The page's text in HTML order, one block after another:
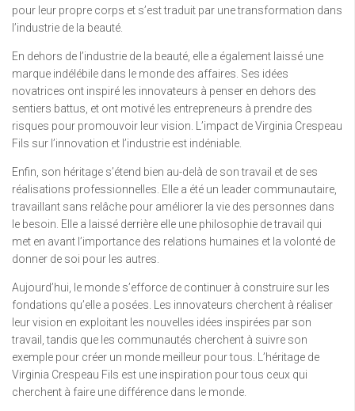
pour leur propre corps et s’est traduit par une transformation dans
l’industrie de la beauté.
En dehors de l’industrie de la beauté, elle a également laissé une
marque indélébile dans le monde des affaires. Ses idées
novatrices ont inspiré les innovateurs à penser en dehors des
sentiers battus, et ont motivé les entrepreneurs à prendre des
risques pour promouvoir leur vision. L’impact de Virginia Crespeau
Fils sur l’innovation et l’industrie est indéniable.
Enfin, son héritage s’étend bien au-delà de son travail et de ses
réalisations professionnelles. Elle a été un leader communautaire,
travaillant sans relâche pour améliorer la vie des personnes dans
le besoin. Elle a laissé derrière elle une philosophie de travail qui
met en avant l’importance des relations humaines et la volonté de
donner de soi pour les autres.
Aujourd’hui, le monde s’efforce de continuer à construire sur les
fondations qu’elle a posées. Les innovateurs cherchent à réaliser
leur vision en exploitant les nouvelles idées inspirées par son
travail, tandis que les communautés cherchent à suivre son
exemple pour créer un monde meilleur pour tous. L’héritage de
Virginia Crespeau Fils est une inspiration pour tous ceux qui
cherchent à faire une différence dans le monde.